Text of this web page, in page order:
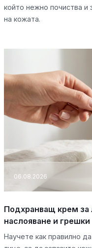
който нежно почиства и
на кожата.
06.08.2026
Подхранващ крем за
наслояване и грешки
Научете как правилно